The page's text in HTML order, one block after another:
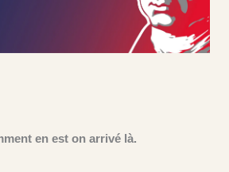
en est on arrivé là.